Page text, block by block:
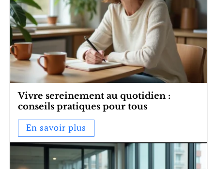
Vivre sereinement au quotidien :
conseils pratiques pour tous
En savoir plus